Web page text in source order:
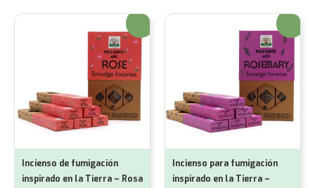
¡Oferta!
Incienso de fumigación
inspirado en la Tierra – Rosa
¡Oferta!
Incienso para fumigación
inspirado en la Tierra –